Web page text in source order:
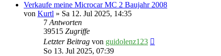
Verkaufe meine Microcar MC 2 Baujahr 2008
von Kurtl » Sa 12. Jul 2025, 14:35
7Antworten
39515 Zugriffe
Letzter Beitrag von guidolenz123
So 13. Jul 2025, 07:39